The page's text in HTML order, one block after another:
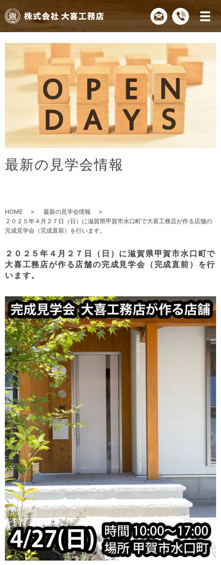
最新の 見学会情報
HOME
最新の見学会情報
２０２５年４月２７日（日）に滋賀県甲賀市水口町で大喜工務店が作る店舗の
完成見学会（完成直前）を行います。
２０２５年４月２７日（日）に滋賀県甲賀市水口町で
大喜工務店が作る店舗の完成見学会（完成直前）を行
います。